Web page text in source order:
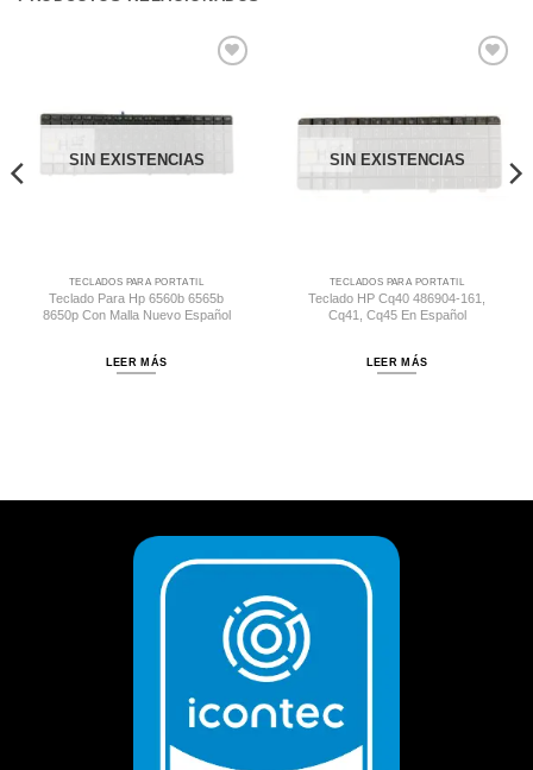
SIN EXISTENCIAS
TECLADOS PARA PORTÁTIL
Teclado Para Hp 6560b 6565b
8650p Con Malla Nuevo Español
LEER MÁS
SIN EXISTENCIAS
TECLADOS PARA PORTÁTIL
Teclado HP Cq40 486904-161,
Cq41, Cq45 En Español
LEER MÁS